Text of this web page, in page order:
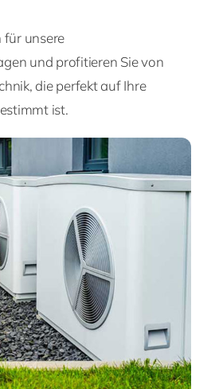
für unsere
und profitieren Sie von
die perfekt auf Ihre
ist.